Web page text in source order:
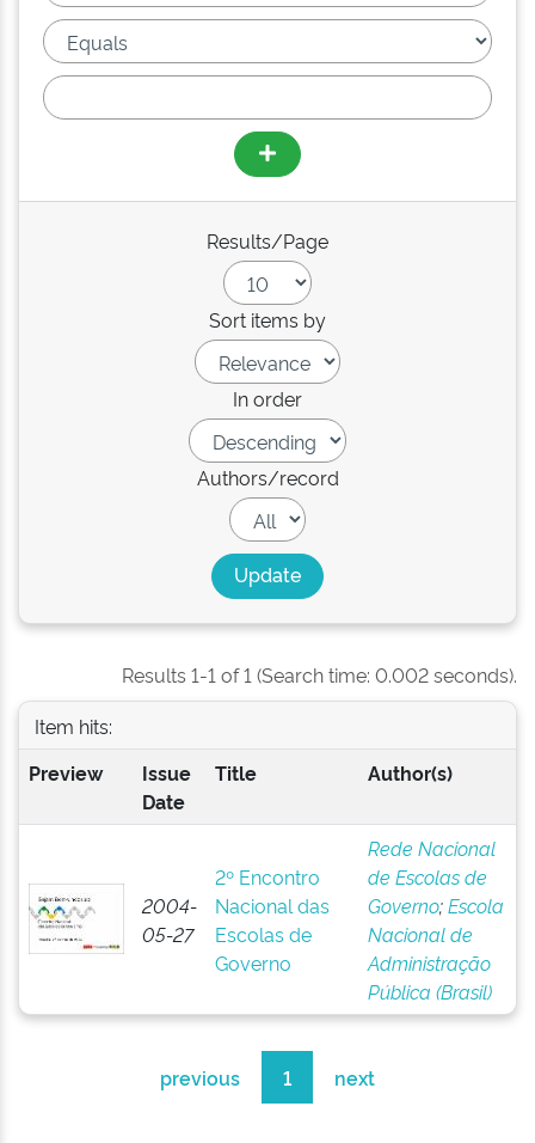
Results/Page
Sort items by
In order
Authors/record
Results 1-1 of 1 (Search time: 0.002 seconds).
Item hits:
Preview
Issue
Date
Title Author(s)
2004-
05-27
2º Encontro
Nacional das
Escolas de
Governo
Rede Nacional
de Escolas de
Governo;Escola
Nacional de
Administração
Pública (Brasil)
previous 1 next